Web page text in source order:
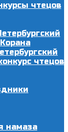
чтецов
чтецов
намаза